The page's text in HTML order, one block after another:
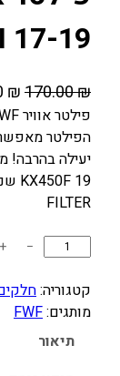
17-19
170.00₪
ה
מ
ח
י
ר
ו
ר
₪
הפילטר
FILTER
ו
ת
−
+
קטגוריה:
מותגים:FWF
תיאור